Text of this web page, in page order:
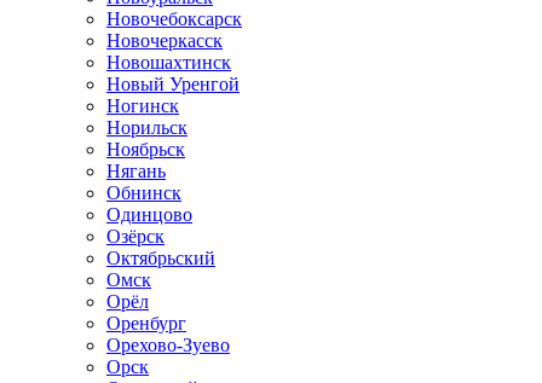
Новочебоксарск
Новочеркасск
Новошахтинск
Новый Уренгой
Ногинск
Норильск
Ноябрьск
Нягань
Обнинск
Одинцово
Озёрск
Октябрьский
Омск
Орёл
Оренбург
Орехово-Зуево
Орск